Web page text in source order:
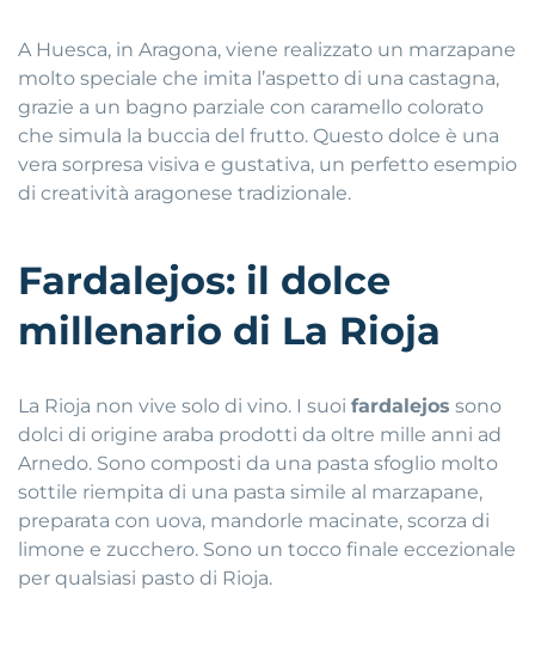
A Huesca, in Aragona, viene realizzato un marzapane
molto speciale che imita l’aspetto di una castagna,
grazie a un bagno parziale con caramello colorato
che simula la buccia del frutto. Questo dolce è una
vera sorpresa visiva e gustativa, un perfetto esempio
di creatività aragonese tradizionale.
Fardalejos: il dolce
millenario di La Rioja
La Rioja non vive solo di vino. I suoi fardalejos sono
dolci di origine araba prodotti da oltre mille anni ad
Arnedo. Sono composti da una pasta sfoglio molto
sottile riempita di una pasta simile al marzapane,
preparata con uova, mandorle macinate, scorza di
limone e zucchero. Sono un tocco finale eccezionale
per qualsiasi pasto di Rioja.